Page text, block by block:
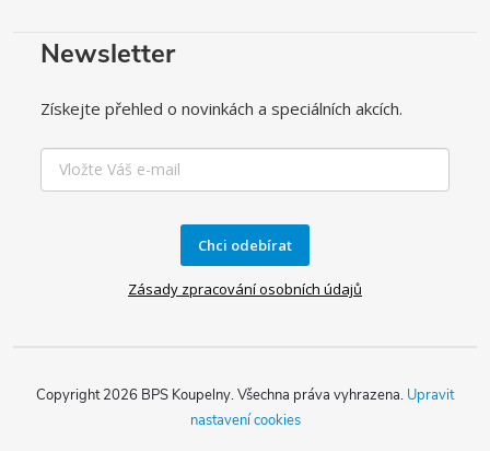
Newsletter
Získejte přehled o novinkách a speciálních akcích.
Chci odebírat
Zásady zpracování osobních údajů
Copyright 2026 BPS Koupelny. Všechna práva vyhrazena. Upravit
nastavení cookies